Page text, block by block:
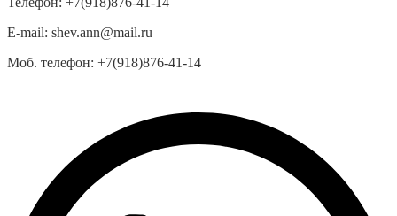
E-mail: shev.ann@mail.ru
Моб. телефон: +7(918)876-41-14